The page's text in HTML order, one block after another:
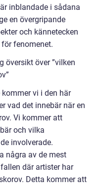
inblandade i sådana
en övergripande
och kännetecken
fenomenet.
översikt över ”vilken
vi i den här
vad det innebär när en
Vi kommer att
och vilka
involverade.
några av de mest
där artister har
Detta kommer att